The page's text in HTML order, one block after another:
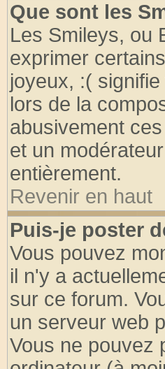
Que sont les
Les Smileys, ou
exprimer
joyeux, :(
lors de la
abusivement
et un
entièrement.
Revenir en haut
Puis-je poster
Vous pouvez
il n'y a
sur ce forum.
un serveur web
Vous ne pouvez